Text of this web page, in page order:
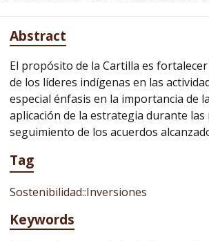
Abstract
El propósito de la Cartilla es
de los líderes indígenas en las
especial énfasis en la importancia de
aplicación de la estrategia durante
seguimiento de los acuerdos
Tag
Sostenibilidad::Inversiones
Keywords